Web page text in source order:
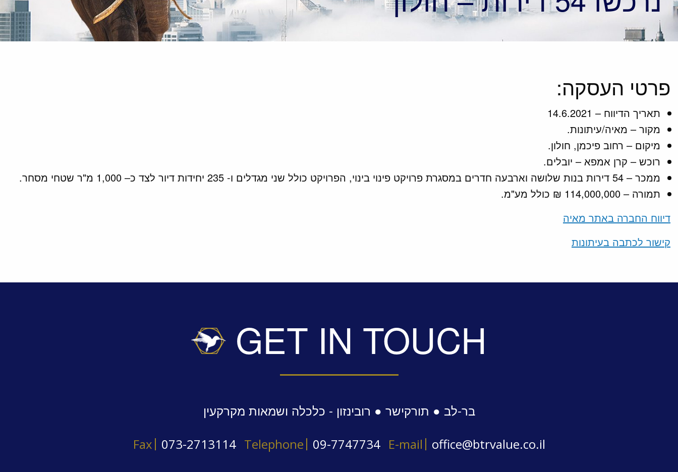
פרטי העסקה:
תאריך הדיווח – 14.6.2021
מקור – מאיה/עיתונות.
מיקום – רחוב פיכמן, חולון.
רוכש – קרן אמפא – יובלים.
ממכר – 54 דירות בנות שלושה וארבעה חדרים במסגרת פרויקט פינוי בינוי, הפרויקט כולל שני מגדלים ו- 235 יחידות דיור לצד כ– 1,000 מ"ר שטחי מסחר.
תמורה – 114,000,000 ₪ כולל מע"מ.
דיווח החברה באתר מאיה
קישור לכתבה בעיתונות
GET IN TOUCH
בר-לב ● תורקישר ● רובינזון - כלכלה ושמאות מקרקעין
Fax 073-2713114 Telephone 09-7747734 E-mail office@btrvalue.co.il